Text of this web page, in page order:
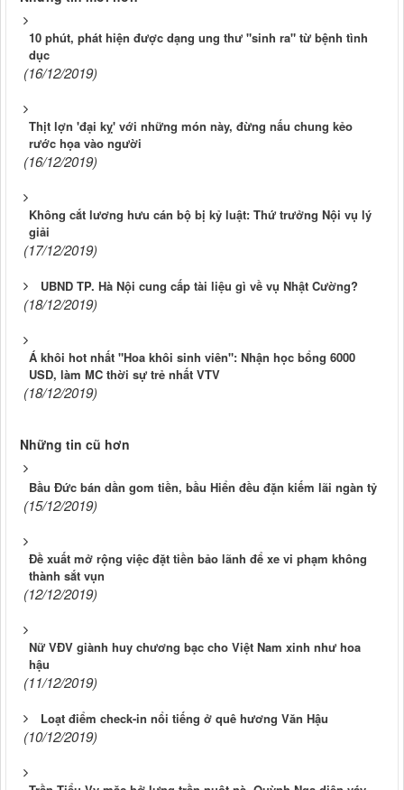
10 phút, phát hiện được dạng ung thư "sinh ra" từ bệnh tình
dục
(16/12/2019)
Thịt lợn 'đại kỵ' với những món này, đừng nấu chung kẻo
rước họa vào người
(16/12/2019)
Không cắt lương hưu cán bộ bị kỷ luật: Thứ trưởng Nội vụ lý
giải
(17/12/2019)
UBND TP. Hà Nội cung cấp tài liệu gì về vụ Nhật Cường?
(18/12/2019)
Á khôi hot nhất "Hoa khôi sinh viên": Nhận học bổng 6000
USD, làm MC thời sự trẻ nhất VTV
(18/12/2019)
Những tin cũ hơn
Bầu Đức bán dần gom tiền, bầu Hiển đều đặn kiếm lãi ngàn tỷ
(15/12/2019)
Đề xuất mở rộng việc đặt tiền bảo lãnh để xe vi phạm không
thành sắt vụn
(12/12/2019)
Nữ VĐV giành huy chương bạc cho Việt Nam xinh như hoa
hậu
(11/12/2019)
Loạt điểm check-in nổi tiếng ở quê hương Văn Hậu
(10/12/2019)